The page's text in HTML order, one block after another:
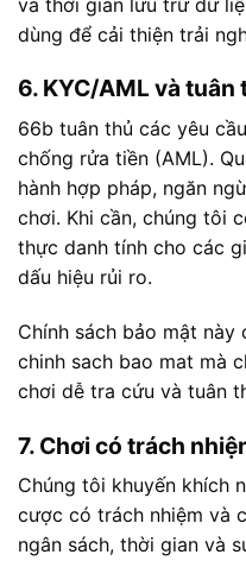
dùng để cải thiện trải
6. KYC/AML và tuân
66b tuân thủ các yêu
chống rửa tiền (AML).
hành hợp pháp, ngăn
chơi. Khi cần, chúng tôi
thực danh tính cho các
dấu hiệu rủi ro.
Chính sách bảo mật
chinh sach bao mat mà
chơi dễ tra cứu và tuân
7. Chơi có trách
Chúng tôi khuyến khích
cược có trách nhiệm và
ngân sách, thời gian và